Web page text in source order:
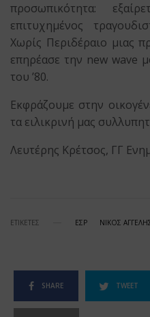
προσωπικότητα:
επιτυχημένος
Χωρίς Περιδέραιο μιας
επηρέασε την new wave
του ’80.
Εκφράζουμε στην
τα ειλικρινή μας
Λευτέρης Κρέτσος, ΓΓ
ΕΤΙΚΕΤΕΣ ΕΣΡ ΝΙΚΟΣ
SHARE TWEET